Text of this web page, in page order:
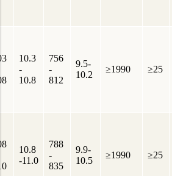
10.3
-
10.8
756
-
812
9.5-
10.2
≥1990 ≥25
10.8
-11.0
788
-
835
9.9-
10.5
≥1990 ≥25